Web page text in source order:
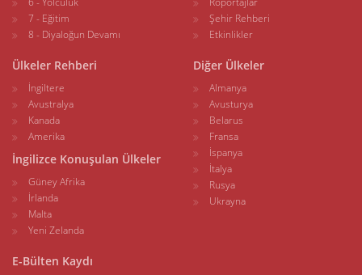
7 - Eğitim
8 - Diyaloğun Devamı
Şehir Rehberi
Etkinlikler
Ülkeler Rehberi
İngiltere
Avustralya
Kanada
Amerika
İngilizce Konuşulan Ülkeler
Güney Afrika
İrlanda
Malta
Yeni Zelanda
Diğer Ülkeler
Almanya
Avusturya
Belarus
Fransa
İspanya
İtalya
Rusya
Ukrayna
E-Bülten Kaydı